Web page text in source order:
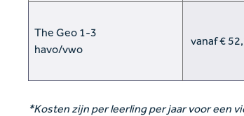
The Geo 1-3
havo/vwo
vanaf €
*Kosten zijn per leerling per jaar voor een